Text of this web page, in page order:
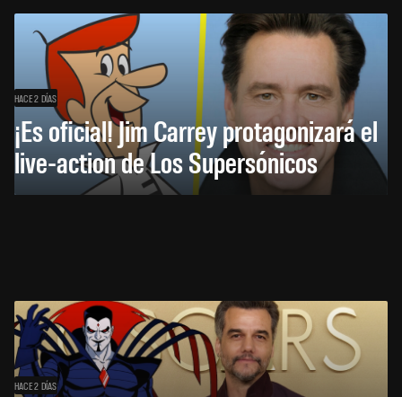
HACE 2 DÍAS
¡Es oficial! Jim Carrey protagonizará el
live-action de Los Supersónicos
HACE 2 DÍAS